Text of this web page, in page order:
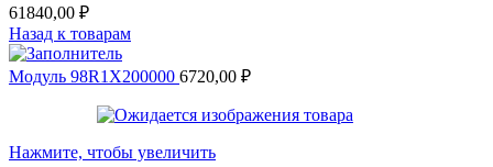
61840,00 ₽
Назад к товарам
Модуль 98R1X200000 6720,00 ₽
Нажмите, чтобы увеличить